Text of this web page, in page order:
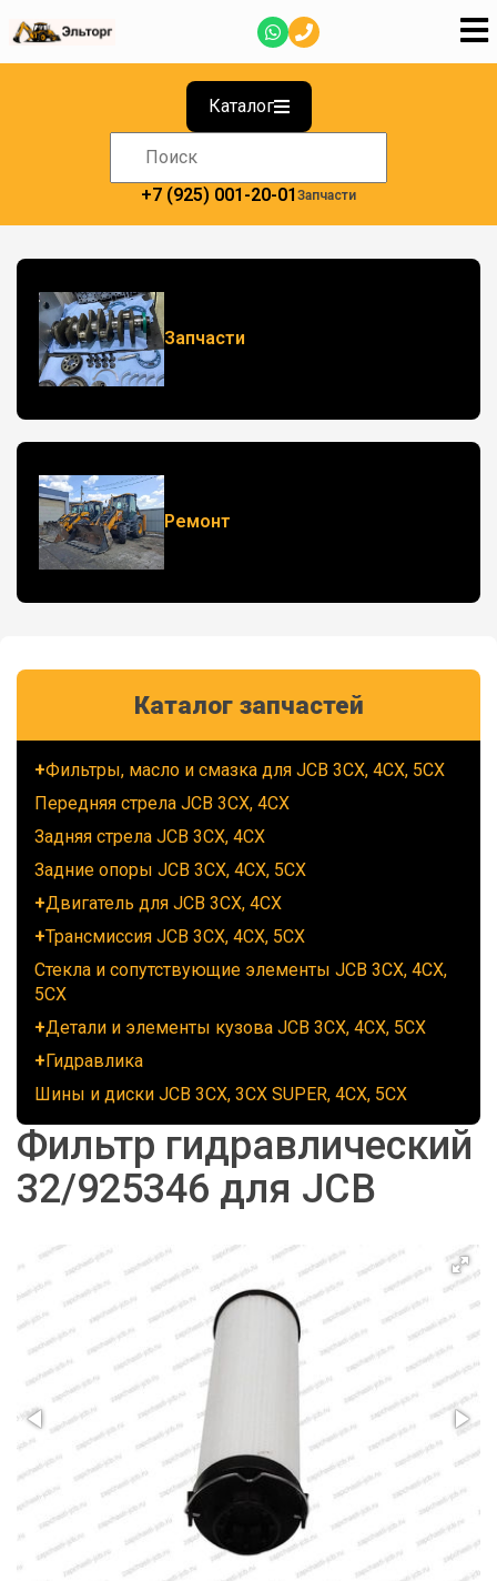
Каталог
+7 (925) 001-20-01 Запчасти
Запчасти
Ремонт
Каталог запчастей
Фильтры, масло и смазка для JCB 3CX, 4CX, 5CX
Передняя стрела JCB 3CX, 4CX
Задняя стрела JCB 3CX, 4CX
Задние опоры JCB 3CX, 4CX, 5CX
Двигатель для JCB 3CX, 4CX
Трансмиссия JCB 3CX, 4CX, 5CX
Стекла и сопутствующие элементы JCB 3CX, 4CX,
5CX
Детали и элементы кузова JCB 3CX, 4CX, 5CX
Гидравлика
Шины и диски JCB 3CX, 3CX SUPER, 4CX, 5CX
Фильтр гидравлический
32/925346 для JCB